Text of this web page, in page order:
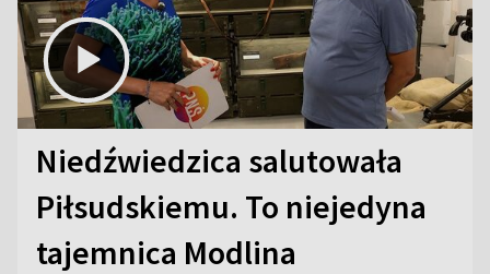
Niedźwiedzica salutowała
Piłsudskiemu. To niejedyna
tajemnica Modlina